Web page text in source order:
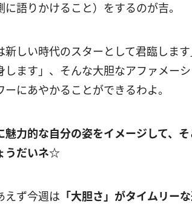
に語りかけること）をするのが吉。
新しい時代のスターとして君臨しま
します」、そんな大胆なアファメー
ーにあやかることができるわよ。
魅力的な自分の姿をイメージして、
うだいネ☆
えず今週は 「大胆さ」がタイムリー